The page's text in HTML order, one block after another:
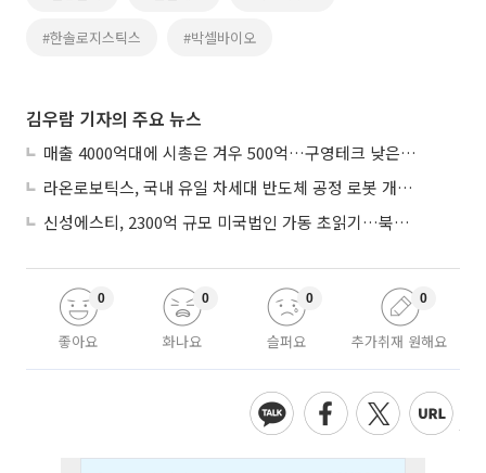
#한솔로지스틱스 #박셀바이오
김우람 기자의 주요 뉴스
매출 4000억대에 시총은 겨우 500억…구영테크 낮은 몸값에 저가 승계 마무리
라온로보틱스, 국내 유일 차세대 반도체 공정 로봇 개발 ‘고객사 테스트 진행’
신성에스티, 2300억 규모 미국법인 가동 초읽기…북미 ESS 공략 본격화
좋아요
0
화나요
0
슬퍼요
0
추가취재 원해요
0